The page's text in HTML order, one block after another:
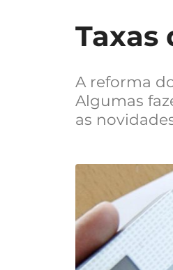
Taxas
A reforma
Algumas
as